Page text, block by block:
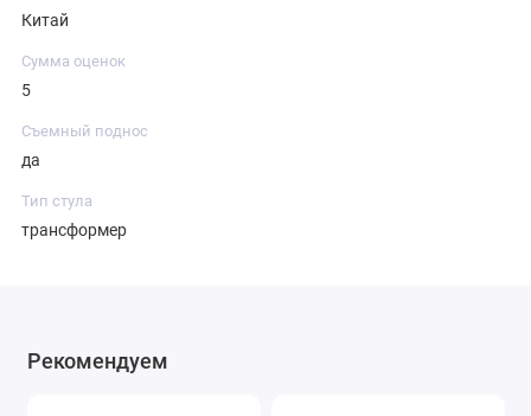
Китай
Сумма оценок
5
Съемный поднос
да
Тип стула
трансформер
Рекомендуем